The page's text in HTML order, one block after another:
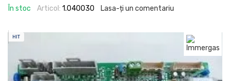
În stoc Articol: 1.040030 Lasa-ți un comentariu
HIT